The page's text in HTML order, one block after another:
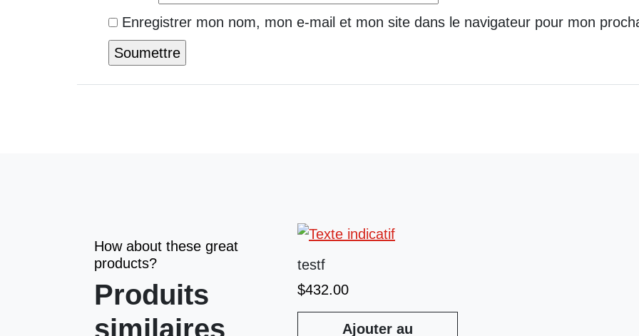
Enregistrer mon nom, mon e-mail et mon site dans le navigateur pour mon
How about these great
products?
Produits
similaires
testf
$432.00
Ajouter au